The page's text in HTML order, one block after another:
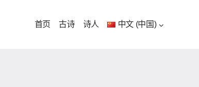
首页 古诗 诗人 中文 (中国)